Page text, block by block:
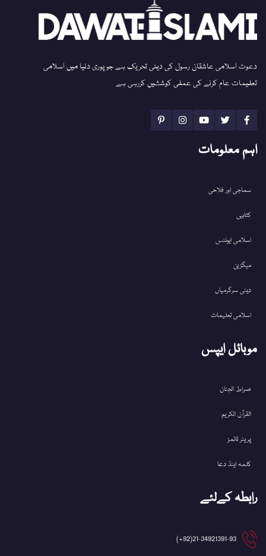
دعوت اسلامی عاشقان رسول کی دینی تحریک ہے جو پوری دنیا میں اسلامی
تعلیمات عام کرنے کی عملی کوششیں کررہی ہے
اہم معلومات
سماجی اور فلاحی
کتابیں
اسلامی ایونٹس
میگزین
دینی سرگرمیاں
اسلامی تعلیمات
موبائل ایپس
صراط الجنان
القرآن الکریم
پریئر ٹائمز
کلمہ اینڈ دعا
رابطہ کےلئے
21-34921391-93(92+)